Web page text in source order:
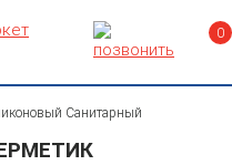
0
Санитарный